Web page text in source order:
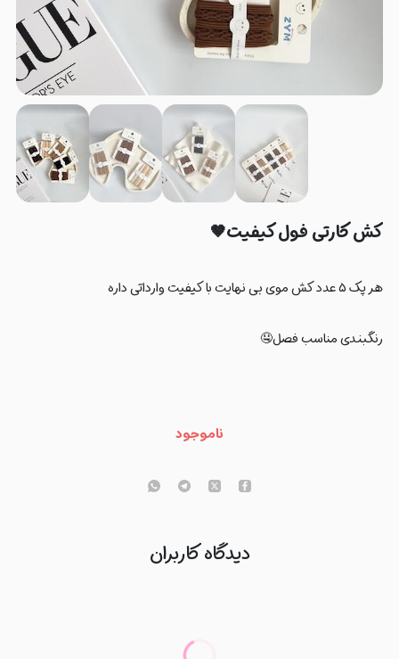
کش کارتی فول کیفیت🤎
هر پک ۵ عدد کش موی بی نهایت با کیفیت وارداتی داره
رنگبندی مناسب فصل🤤
ناموجود
دیدگاه کاربران